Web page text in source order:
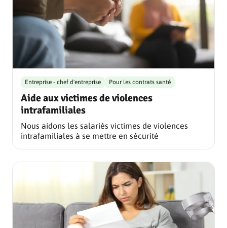
Aide aux victimes de violences
intrafamiliales
Entreprise - chef d'entreprise Pour les contrats santé
Nous aidons les salariés victimes de violences
intrafamiliales à se mettre en sécurité